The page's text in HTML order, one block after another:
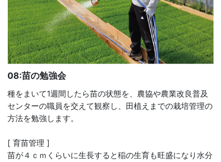
08:苗の勉強会
種をまいて1週間したら苗の状態を、農協や農業改良普及
センターの職員を交えて観察し、田植えまでの栽培管理の
方法を勉強します。
[ 育苗管理 ]
苗が４ｃｍくらいに生長すると稲の生育も旺盛になり水分